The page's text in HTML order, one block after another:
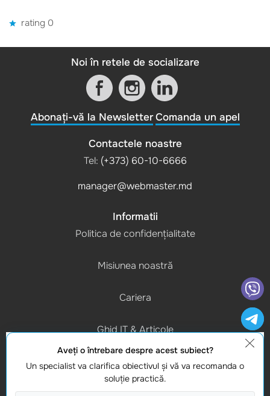
rating 0
Noi în retele de socializare
Abonați-vă la Newsletter Comanda un apel
Contactele noastre
Tel: (+373) 60-10-6666
manager@webmaster.md
Informatii
Politica de confidențialitate
Misiunea noastră
Cariera
Ghid IT & Articole
Program de lucru
(L-V) 9:00 - 18:00
Aveţi o întrebare despre acest subiect?
Un specialist va clarifica obiectivul şi vă va recomanda o
soluţie practică.